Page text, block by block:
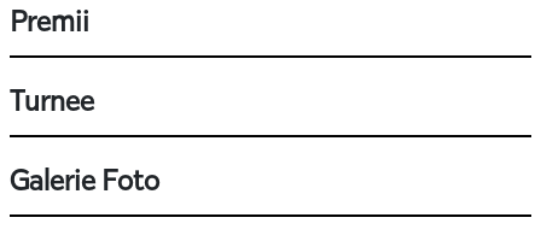
Premii
Turnee
Galerie Foto